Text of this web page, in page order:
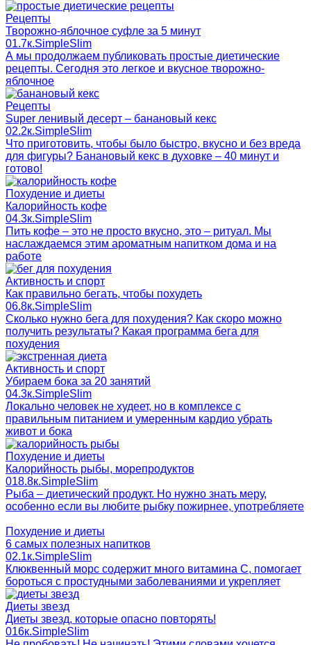
Рецепты
Творожно-яблочное суфле за 5 минут
01.7к.SimpleSlim
А мы продолжаем публиковать простые диетические
рецепты. Сегодня это легкое и вкусное творожно-
яблочное
Рецепты
Super ленивый десерт – банановый кекс
02.2к.SimpleSlim
Что приготовить, чтобы было быстро, вкусно и без вреда
для фигуры? Банановый кекс в духовке – 40 минут и
готово!
Похудение и диеты
Калорийность кофе
04.3к.SimpleSlim
Пить кофе – это не просто вкусно, это – ритуал. Мы
наслаждаемся этим ароматным напитком дома и на
работе
Активность и спорт
Как правильно бегать, чтобы похудеть
06.8к.SimpleSlim
Сколько нужно бега для похудения? Как скоро можно
получить результаты? Какая программа бега для
похудения
Активность и спорт
Убираем бока за 20 занятий
04.3к.SimpleSlim
Локально человек не худеет, но в комплексе с
правильным питанием и умеренным кардио убрать
живот и бока
Похудение и диеты
Калорийность рыбы, морепродуктов
018.8к.SimpleSlim
Рыба – диетический продукт. Но нужно знать меру,
особенно если вы любите рыбку пожирнее, употребляете
Похудение и диеты
6 самых полезных напитков
02.1к.SimpleSlim
Клюквенный морс содержит много витамина C, помогает
бороться с простудными заболеваниями и укрепляет
Диеты звезд
Диеты звезд, которые опасно повторять!
016к.SimpleSlim